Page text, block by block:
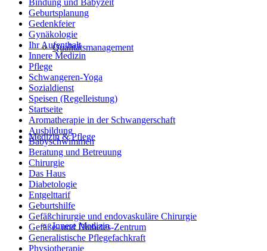
Qualitätsmanagement
Medizin & Pflege
Innere Medizin
Bindung und Babyzeit
Geburtsplanung
Gedenkfeier
Gynäkologie
Ihr Aufenthalt
Innere Medizin
Pflege
Schwangeren-Yoga
Sozialdienst
Speisen (Regelleistung)
Startseite
Aromatherapie in der Schwangerschaft
Ausbildung
Babyschwimmen
Beratung und Betreuung
Chirurgie
Das Haus
Diabetologie
Entgelttarif
Geburtshilfe
Gefäßchirurgie und endovaskuläre Chirurgie
Gefäße- und Diabetes-Zentrum
Generalistische Pflegefachkraft
Physiotherapie